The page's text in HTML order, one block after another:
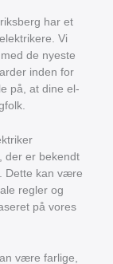
har et
elektrikere. Vi
de nyeste
inden for
på, at dine el-
der er bekendt
Dette kan være
regler og
på vores
være farlige,